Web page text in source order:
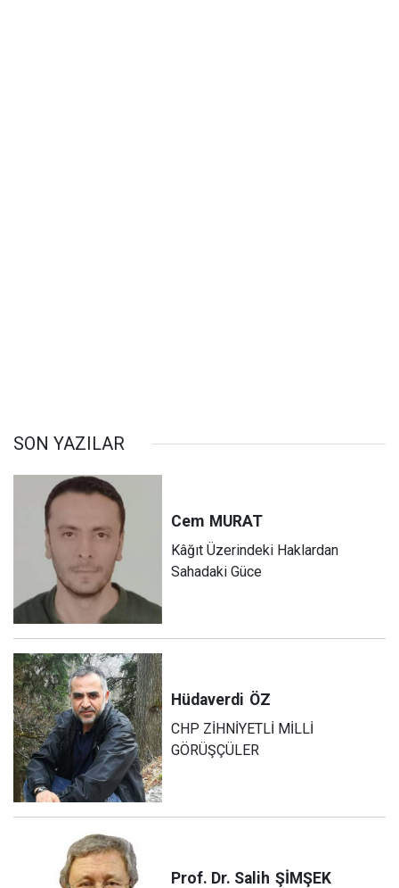
SON YAZILAR
Cem MURAT
Kâğıt Üzerindeki Haklardan
Sahadaki Güce
Hüdaverdi ÖZ
CHP ZİHNİYETLİ MİLLİ
GÖRÜŞÇÜLER
Prof. Dr. Salih ŞİMŞEK